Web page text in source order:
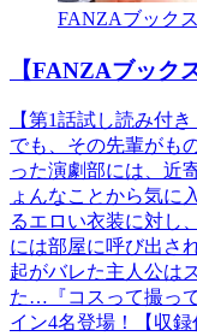
FANZAブックス
【FANZAブック
【第1話試し読み付
でも、その先輩がも
った演劇部には、近
ょんなことから気に
るエロい衣装に対し
には部屋に呼び出さ
起がバレた主人公は
た…『コスって撮っ
イン4名登場！【収